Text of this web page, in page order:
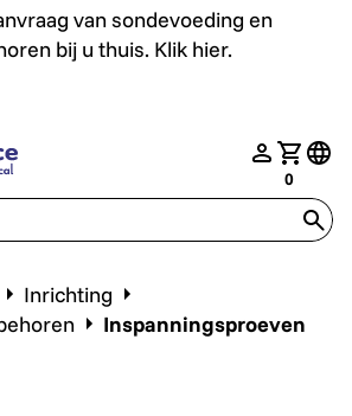
van sondevoeding en
bij u thuis. Klik hier.
van sondevoeding en toebehoren bij
nav.login
Jouw
0
Inrichting
Inspanningsproeven